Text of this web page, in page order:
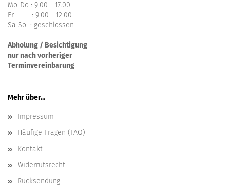
Mo-Do : 9.00 - 17.00
Fr : 9.00 - 12.00
Sa-So : geschlossen
Abholung / Besichtigung
nur nach vorheriger
Terminvereinbarung
Mehr über...
Impressum
Häufige Fragen (FAQ)
Kontakt
Widerrufsrecht
Rücksendung